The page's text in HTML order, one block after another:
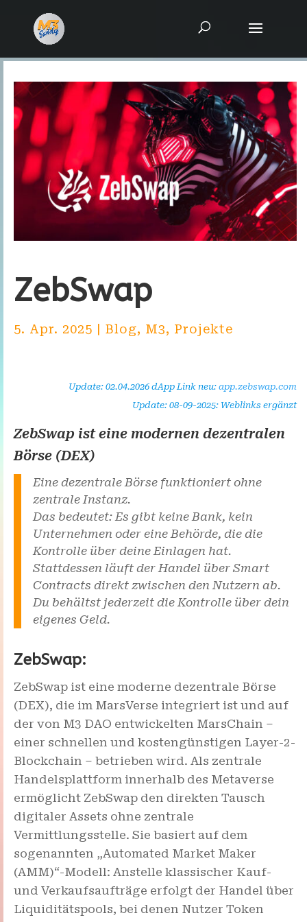
ZebSwap
5. Apr. 2025 |Blog, M3, Projekte
Update: 02.04.2026 dApp Link neu: app.zebswap.com
Update: 08-09-2025: Weblinks ergänzt
ZebSwap ist eine modernen dezentralen
Börse (DEX)
Eine dezentrale Börse funktioniert ohne
zentrale Instanz.
Das bedeutet: Es gibt keine Bank, kein
Unternehmen oder eine Behörde, die die
Kontrolle über deine Einlagen hat.
Stattdessen läuft der Handel über Smart
Contracts direkt zwischen den Nutzern ab.
Du behältst jederzeit die Kontrolle über dein
eigenes Geld.
ZebSwap:
ZebSwap ist eine moderne dezentrale Börse
(DEX), die im MarsVerse integriert ist und auf
der von M3 DAO entwickelten MarsChain –
einer schnellen und kostengünstigen Layer-2-
Blockchain – betrieben wird. Als zentrale
Handelsplattform innerhalb des Metaverse
ermöglicht ZebSwap den direkten Tausch
digitaler Assets ohne zentrale
Vermittlungsstelle. Sie basiert auf dem
sogenannten „Automated Market Maker
(AMM)“-Modell: Anstelle klassischer Kauf-
und Verkaufsaufträge erfolgt der Handel über
Liquiditätspools, bei denen Nutzer Token